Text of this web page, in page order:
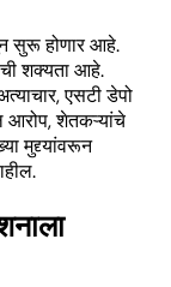
सुरू होणार आहे.
शक्यता आहे.
एसटी डेपो
आरोप, शेतकऱ्यांचे
मुद्द्यांवरून